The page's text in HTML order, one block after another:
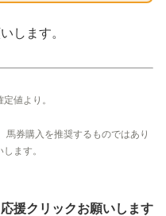
します。
値より。
券購入を推奨するものではあり
ます。
援クリックお願いします